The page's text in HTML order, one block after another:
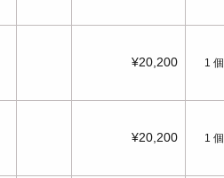
¥20,200 1 個
¥20,200 1 個